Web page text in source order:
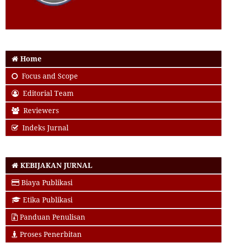
Home
Focus and Scope
Editorial Team
Reviewers
Indeks Jurnal
KEBIJAKAN JURNAL
Biaya Publikasi
Etika Publikasi
Panduan Penulisan
Proses Penerbitan